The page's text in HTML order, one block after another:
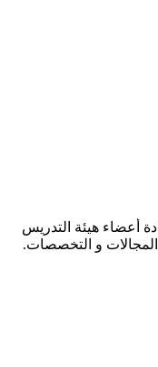
أعضاء هيئة التدريس
المجالات و التخصصات.